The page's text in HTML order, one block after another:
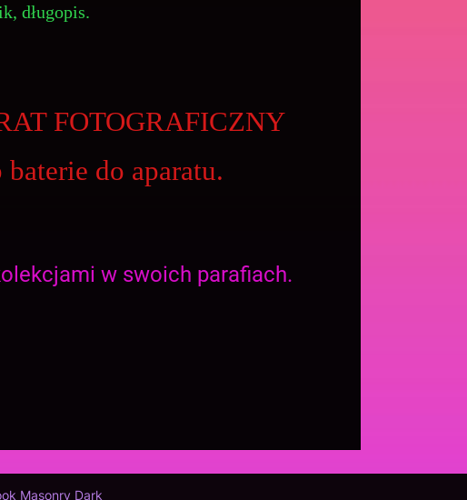
długopis.
FOTOGRAFICZNY
do aparatu.
w swoich parafiach.
Masonry Dark